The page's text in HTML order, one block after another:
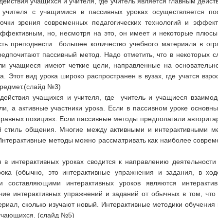
с учащимися в пассивных уроках осуществляется
зрения современных педагогических технологий и
но, несмотря на это, он имеет и некоторые плюсы.
преподнести большее количество учебного материала в
пассивный метод. Надо отметить, что в некоторых
учащиеся имеют четкие цели, направленные на
Этот вид урока широко распространен в вузах, где учатся
№3)
учащихся и учителя, где учитель и учащиеся
а активные участники урока. Если в пассивном уроке
позициях. Если пассивные методы предполагали
стиль общения. Многие между активными и интерактивными
методы можно рассматривать как наиболее
в интерактивных уроках сводится к направлению
(обычно, это интерактивные упражнения и задания, в
составляющими интерактивных уроков являются
интерактивных упражнений и заданий от обычных в том,
сколько изучают новый. Интерактивные методики
(слайд №5)